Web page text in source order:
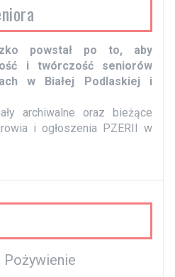
powstał po to, aby
i twórczość seniorów
w Białej Podlaskiej i
archiwalne oraz bieżące
i ogłoszenia PZERII w
Pożywienie